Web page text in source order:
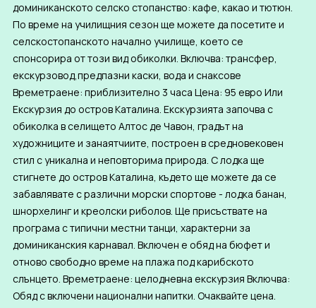
доминиканското селско стопанство: кафе, какао и тютюн.
По време на училищния сезон ще можете да посетите и
селскостопанското начално училище, което се
спонсорира от този вид обиколки. Включва: трансфер,
екскурзовод,предпазни каски, вода и снаксове
Времетраене: приблизително 3 часа Цена: 95 евро Или
Екскурзия до остров Каталина. Екскурзията започва с
обиколка в селището Алтос де Чавон, градът на
художниците и занаятчиите, построен в средновековен
стил с уникална и неповторима природа. С лодка ще
стигнете до остров Каталина, където ще можете да се
забавлявате с различни морски спортове - лодка банан,
шнорхелинг и креолски риболов. Ще присъствате на
програма с типични местни танци, характерни за
доминиканския карнавал. Включен е обяд на бюфет и
отново свободно време на плажа под карибското
слънцето. Времетраене: целодневна екскурзия Включва:
Обяд с включени национални напитки. Очаквайте цена.